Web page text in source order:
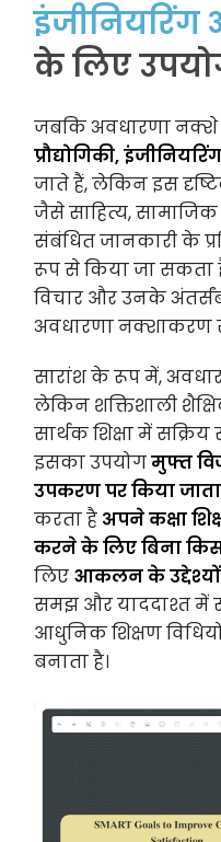
के लिए
जबकि अवधारणा
प्रौद्योगिकी,
जाते हैं, लेकिन इस
जैसे साहित्य,
संबंधित जानकारी के
रूप से किया जा सकता
विचार और उनके
अवधारणा नक्शाकरण
सारांश के रूप में,
लेकिन शक्तिशाली
सार्थक शिक्षा में
इसका उपयोगमुफ्त
उपकरण पर किया
करता है अपने कक्षा
करने के लिए बिना
लिए आकलन के उद्देश्यों
समझ और याददाश्त में
आधुनिक शिक्षण
बनाता है।